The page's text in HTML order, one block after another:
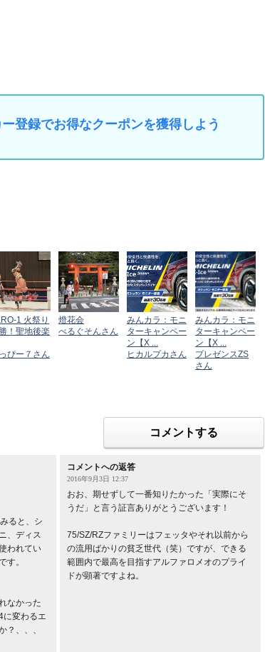
登録でお得なクーポンを獲得しよう
1 火祭り
！聖地後楽
ぴー７さん
燈花会
べるぐそんさん
みんカラ：モニ
ターキャンペー
ン【X ...
ヒカルプカさん
みんカラ：モニ
ターキャンペー
ン【X ...
プレゼンスZS
さん
コメントする
ると、シ
、ディス
われてい
す。
なかった
に変わるエ
？、、、
コメントへの返答
2016年9月3日 12:37
おお、期せずして一番知りたかった「実際にそ
うだ」と言う証言ありがとうございます！
75/SZ/RZファミリーはフェッタやそれ以前から
の流用ばかりの貧乏世代（笑）ですが、できる
範囲内で最高を目指すアルファロメオのプライ
ドが顕著ですよね。